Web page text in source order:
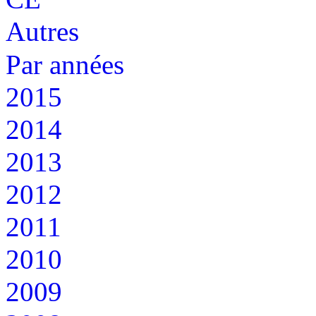
Autres
Par années
2015
2014
2013
2012
2011
2010
2009